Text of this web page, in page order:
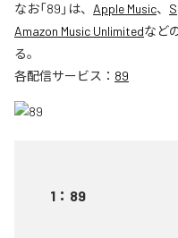
なお「89 」は、 Apple Music、
Amazon Music Unlimitedなど
る。
各配信サービス： 89
1 ： 89